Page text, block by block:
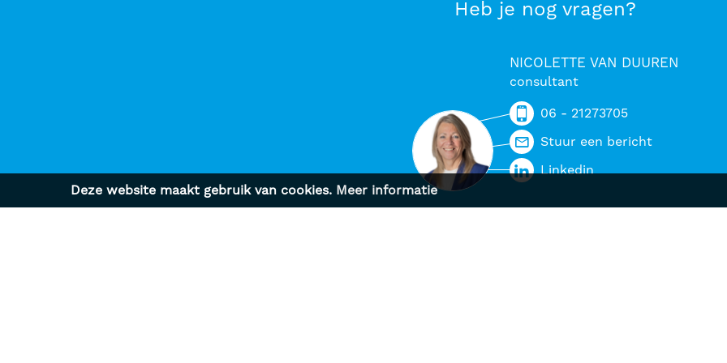
Deze website maakt gebruik van cookies. Meer informatie
Heb je nog vragen?
NICOLETTE VAN DUUREN
consultant
06 - 21273705
Stuur een bericht
Linkedin